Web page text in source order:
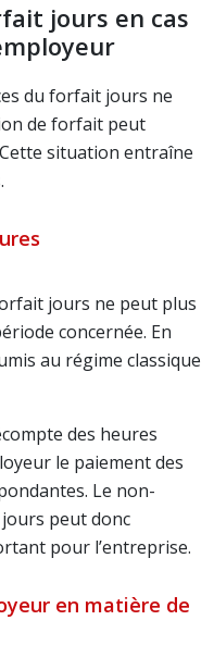
jours en cas
du forfait jours ne
de forfait peut
situation entraîne
jours ne peut plus
concernée. En
au régime classique
des heures
le paiement des
Le non-
peut donc
pour l’entreprise.
en matière de